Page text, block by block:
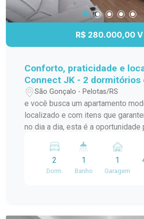
R$ 280.000,00 V
Conforto, praticidade e
Connect JK - 2 dormitórios
privativa!
São Gonçalo - Pelotas/RS
e você busca um apartamento
localizado e com itens que
no dia a dia, esta é a oportunidade
Connect JK, na Av. JK de Oliveira,
oferece tudo que você precisa
com comodidade. A poucos metros do Carrefour,
2
Dorm.
1
Banho
1
Garagem